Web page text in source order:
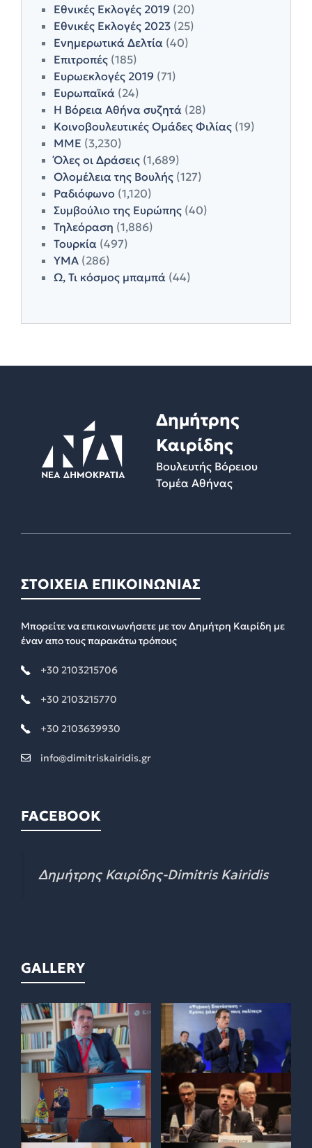
Εθνικές Εκλογές 2019 (20)
Εθνικές Εκλογές 2023 (25)
Ενημερωτικά Δελτία (40)
Επιτροπές (185)
Ευρωεκλογές 2019 (71)
Ευρωπαϊκά (24)
Η Βόρεια Αθήνα συζητά (28)
Κοινοβουλευτικές Ομάδες Φιλίας (19)
ΜΜΕ (3,230)
Όλες οι Δράσεις (1,689)
Ολομέλεια της Βουλής (127)
Ραδιόφωνο (1,120)
Συμβούλιο της Ευρώπης (40)
Τηλεόραση (1,886)
Τουρκία (497)
ΥΜΑ (286)
Ω, Τι κόσμος μπαμπά (44)
Δημήτρης
Καιρίδης
Βουλευτής Βόρειου
Τομέα Αθήνας
ΣΤΟΙΧΕΙΑ ΕΠΙΚΟΙΝΩΝΙΑΣ
Μπορείτε να επικοινωνήσετε με τον Δημήτρη Καιρίδη με
έναν απο τους παρακάτω τρόπους
+30 2103215706
+30 2103215770
+30 2103639930
info@dimitriskairidis.gr
FACEBOOK
Δημήτρης Καιρίδης-Dimitris Kairidis
GALLERY